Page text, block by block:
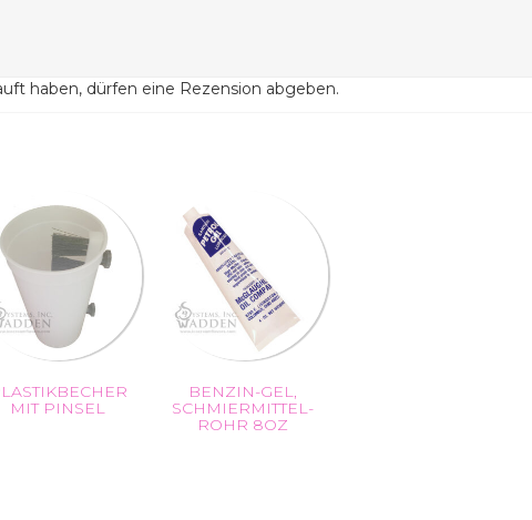
haben, dürfen eine Rezension abgeben.
MIT PINSEL
BENZIN-GEL,
SCHMIERMITTEL-
ROHR 8OZ